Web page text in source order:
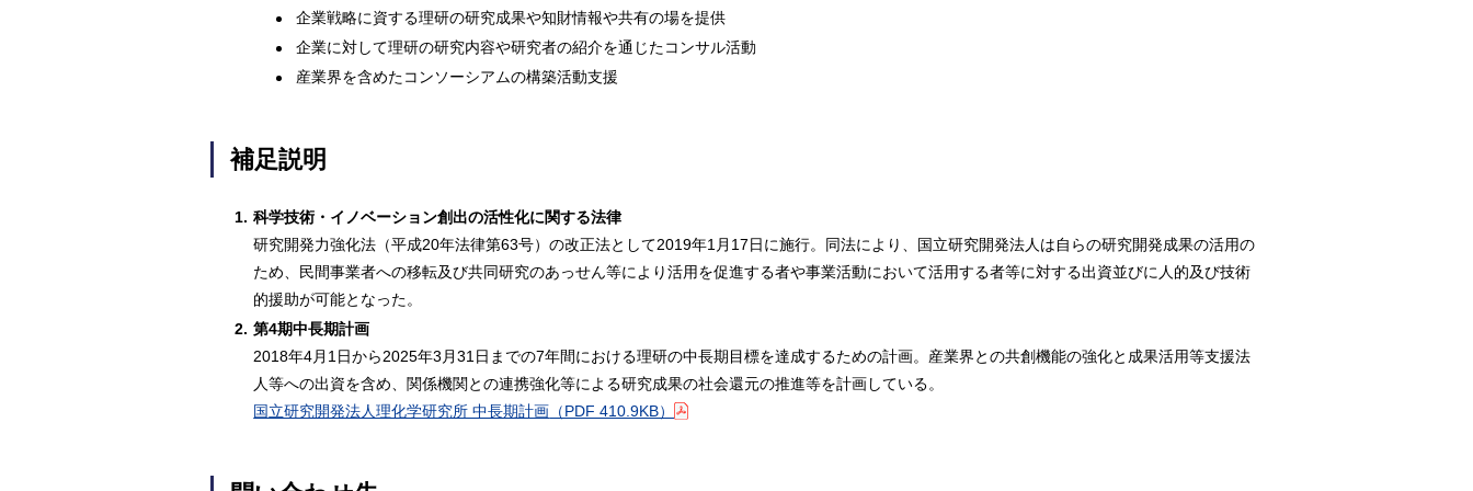
企業戦略に資する理研の研究成果や知財情報や共有の場を提供
企業に対して理研の研究内容や研究者の紹介を通じたコンサル活動
産業界を含めたコンソーシアムの構築活動支援
補足説明
1. 科学技術・イノベーション創出の活性化に関する法律
研究開発力強化法（平成20年法律第63号）の改正法として2019年1月17日に施行。同法により、国立研究開発法人は自らの研究開発成果の活用の
ため、民間事業者への移転及び共同研究のあっせん等により活用を促進する者や事業活動において活用する者等に対する出資並びに人的及び技術
的援助が可能となった。
2. 第4期中長期計画
2018年4月1日から2025年3月31日までの7年間における理研の中長期目標を達成するための計画。産業界との共創機能の強化と成果活用等支援法
人等への出資を含め、関係機関との連携強化等による研究成果の社会還元の推進等を計画している。
国立研究開発法人理化学研究所 中長期計画 （PDF 410.9KB）